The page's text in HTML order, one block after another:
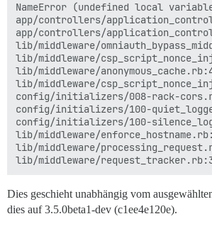
NameError (undefined local
app/controllers/
app/controllers/
lib/middleware/
lib/middleware/
lib/middleware/
lib/middleware/
config/initializers/008-rack-
config/initializers/100-
config/initializers/100-
lib/middleware/
lib/middleware/
Dies geschieht unabhängig vom
dies auf 3.5.0beta1-dev (c1ee4e120e).